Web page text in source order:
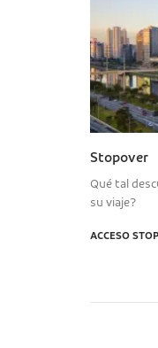
Stopover
Qué tal
su viaje?
ACCESO